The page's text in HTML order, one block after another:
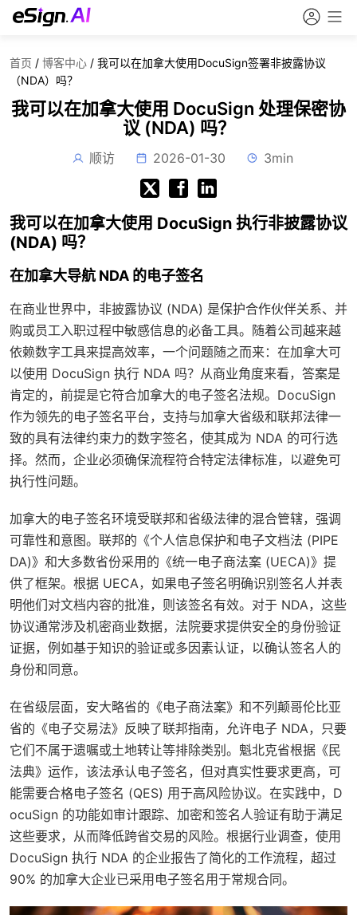
首页 / 博客中心 / 我可以在加拿大使用DocuSign签署非披露协议
（NDA）吗？
我可以在加拿大使用 DocuSign 处理保密协
议 (NDA) 吗？
顺访 2026-01-30 3min
我可以在加拿大使用 DocuSign 执行非披露协议
(NDA) 吗？
在加拿大导航 NDA 的电子签名
在商业世界中，非披露协议 (NDA) 是保护合作伙伴关系、并
购或员工入职过程中敏感信息的必备工具。随着公司越来越
依赖数字工具来提高效率，一个问题随之而来：在加拿大可
以使用 DocuSign 执行 NDA 吗？从商业角度来看，答案是
肯定的，前提是它符合加拿大的电子签名法规。DocuSign
作为领先的电子签名平台，支持与加拿大省级和联邦法律一
致的具有法律约束力的数字签名，使其成为 NDA 的可行选
择。然而，企业必须确保流程符合特定法律标准，以避免可
执行性问题。
加拿大的电子签名环境受联邦和省级法律的混合管辖，强调
可靠性和意图。联邦的《个人信息保护和电子文档法 (PIPE
DA)》和大多数省份采用的《统一电子商法案 (UECA)》提
供了框架。根据 UECA，如果电子签名明确识别签名人并表
明他们对文档内容的批准，则该签名有效。对于 NDA，这些
协议通常涉及机密商业数据，法院要求提供安全的身份验证
证据，例如基于知识的验证或多因素认证，以确认签名人的
身份和同意。
在省级层面，安大略省的《电子商法案》和不列颠哥伦比亚
省的《电子交易法》反映了联邦指南，允许电子 NDA，只要
它们不属于遗嘱或土地转让等排除类别。魁北克省根据《民
法典》运作，该法承认电子签名，但对真实性要求更高，可
能需要合格电子签名 (QES) 用于高风险协议。在实践中，D
ocuSign 的功能如审计跟踪、加密和签名人验证有助于满足
这些要求，从而降低跨省交易的风险。根据行业调查，使用
DocuSign 执行 NDA 的企业报告了简化的工作流程，超过
90% 的加拿大企业已采用电子签名用于常规合同。